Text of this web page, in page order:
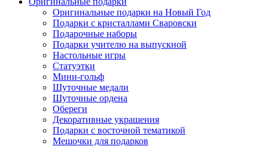
Оригинальные подарки на Новый Год
Подарки с кристаллами Сваровски
Подарочные наборы
Подарки учителю на выпускной
Настольные игры
Статуэтки
Мини-гольф
Шуточные медали
Шуточные ордена
Обереги
Декоративные украшения
Подарки с восточной тематикой
Мешочки для подарков